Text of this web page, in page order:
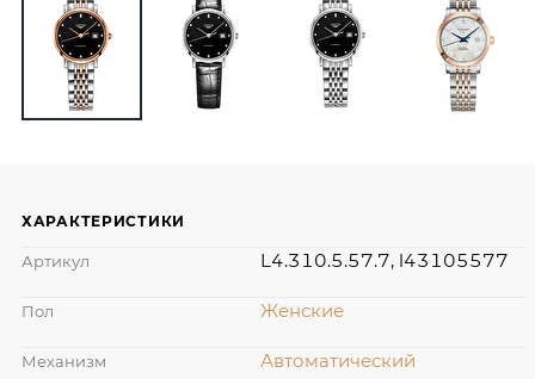
ХАРАКТЕРИСТИКИ
Артикул L4.310.5.57.7, l43105577
Пол Женские
Механизм Автоматический